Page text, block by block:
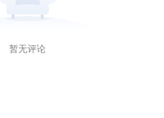
暂无评论